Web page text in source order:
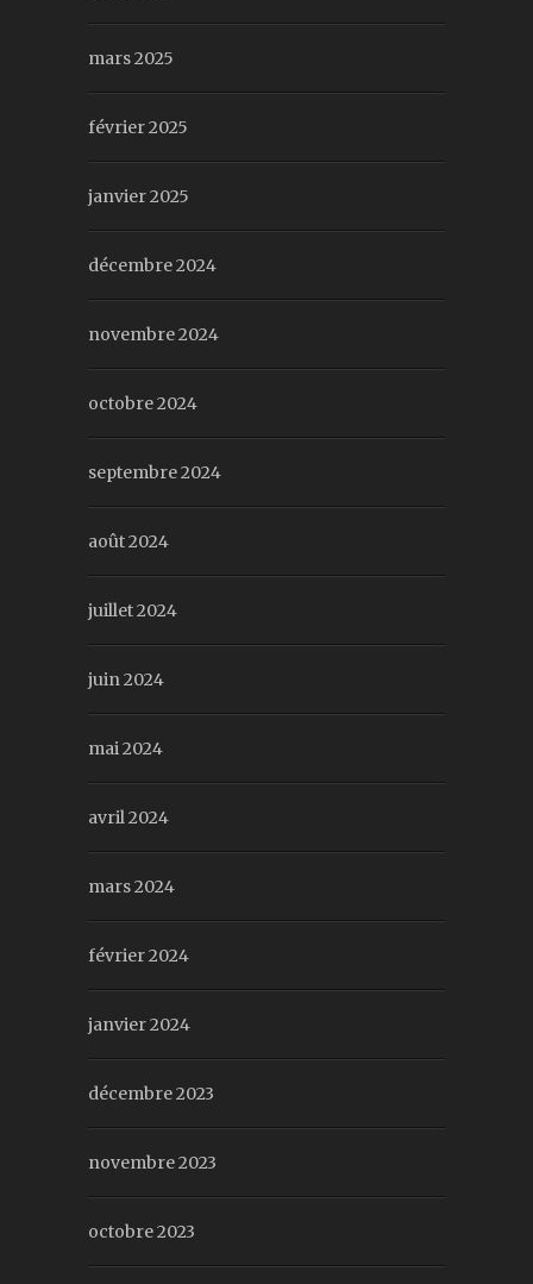
mars 2025
février 2025
janvier 2025
décembre 2024
novembre 2024
octobre 2024
septembre 2024
août 2024
juillet 2024
juin 2024
mai 2024
avril 2024
mars 2024
février 2024
janvier 2024
décembre 2023
novembre 2023
octobre 2023